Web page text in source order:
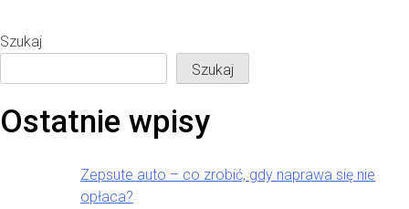
Szukaj
Szukaj
Ostatnie wpisy
Zepsute auto – co zrobić, gdy naprawa się nie
opłaca?